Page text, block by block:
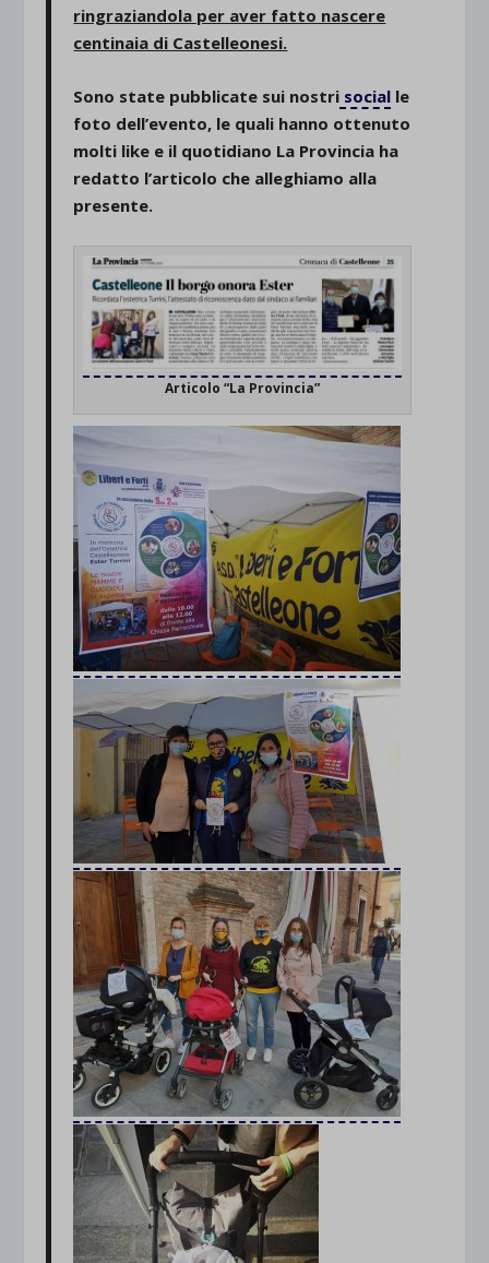
ringraziandola per aver fatto nascere
centinaia di Castelleonesi.
Sono state pubblicate sui nostri social le
foto dell’evento, le quali hanno ottenuto
molti like e il quotidiano La Provincia ha
redatto l’articolo che alleghiamo alla
presente.
Articolo “La Provincia”